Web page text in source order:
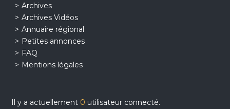
Archives
Archives Vidéos
Annuaire régional
Petites annonces
FAQ
Mentions légales
Il y a actuellement 0 utilisateur connecté.